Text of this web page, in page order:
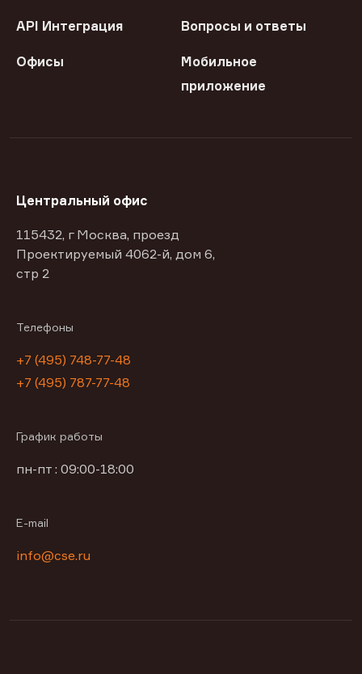
API Интеграция Вопросы и ответы
Офисы
Мобильное
приложение
Центральный офис
115432, г Москва, проезд
Проектируемый 4062-й, дом 6,
стр 2
Телефоны
+7 (495) 748-77-48
+7 (495) 787-77-48
График работы
пн-пт : 09:00-18:00
E-mail
info@cse.ru